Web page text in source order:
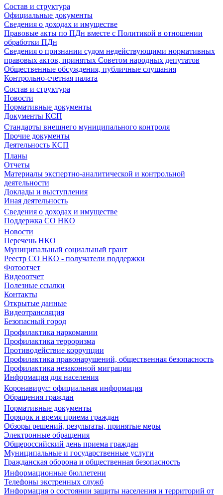
Состав и структура
Официальные документы
Сведения о доходах и имуществе
Правовые акты по ПДн вместе с Политикой в отношении
обработки ПДн
Сведения о признании судом недействующими нормативных
правовых актов, принятых Советом народных депутатов
Общественные обсуждения, публичные слушания
Контрольно-счетная палата
Состав и структура
Новости
Нормативные документы
Документы КСП
Стандарты внешнего муниципального контроля
Прочие документы
Деятельность КСП
Планы
Отчеты
Материалы экспертно-аналитической и контрольной
деятельности
Доклады и выступления
Иная деятельность
Сведения о доходах и имуществе
Поддержка СО НКО
Новости
Перечень НКО
Муниципальный социальный грант
Реестр СО НКО - получатели поддержки
Фотоотчет
Видеоотчет
Полезные ссылки
Контакты
Открытые данные
Видеотрансляция
Безопасный город
Профилактика наркомании
Профилактика терроризма
Противодействие коррупции
Профилактика правонарушений, общественная безопасность
Профилактика незаконной миграции
Информация для населения
Коронавирус: официальная информация
Обращения граждан
Нормативные документы
Порядок и время приема граждан
Обзоры решений, результаты, принятые меры
Электронные обращения
Общероссийский день приема граждан
Муниципальные и государственные услуги
Гражданская оборона и общественная безопасность
Информационные бюллетени
Телефоны экстренных служб
Информация о состоянии защиты населения и территорий от